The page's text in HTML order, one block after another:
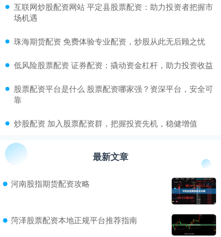
​互联网炒股配资网站 平定县股票配资：助力投资者把握市
场机遇
​珠海期货配资 免费体验专业配资，炒股从此无后顾之忧
​低风险股票配资 证券配资：撬动资金杠杆，助力投资收益
​股票配资平台是什么 股票配资哪家强？资深平台，安全可
靠
​炒股配资 加入股票配资群，把握投资先机，稳健增值
最新文章
河南股指期货配资攻略
菏泽股票配资本地正规平台推荐指南